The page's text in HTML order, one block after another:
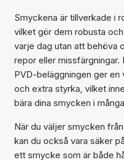
Smyckena är tillverkade i
vilket gör dem robusta
varje dag utan att behöva
repor eller missfärgningar.
PVD-beläggningen ger en
och extra styrka, vilket
bära dina smycken i
När du väljer smycken
kan du också vara säker
ett smycke som är både